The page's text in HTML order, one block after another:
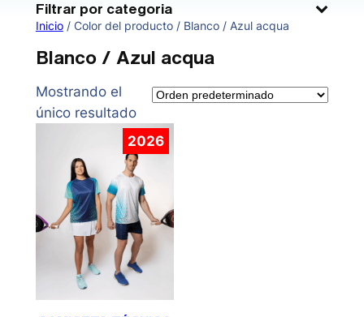
Filtrar por categoria
Inicio/ Color del producto / Blanco / Azul acqua
Blanco / Azul acqua
Mostrando el
único resultado